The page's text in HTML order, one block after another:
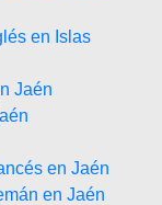
en Islas
Jaén
en Jaén
en Jaén